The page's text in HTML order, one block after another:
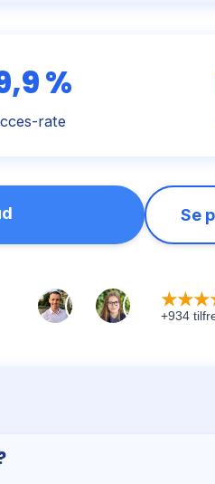
%
rate
Se
★★★
+934